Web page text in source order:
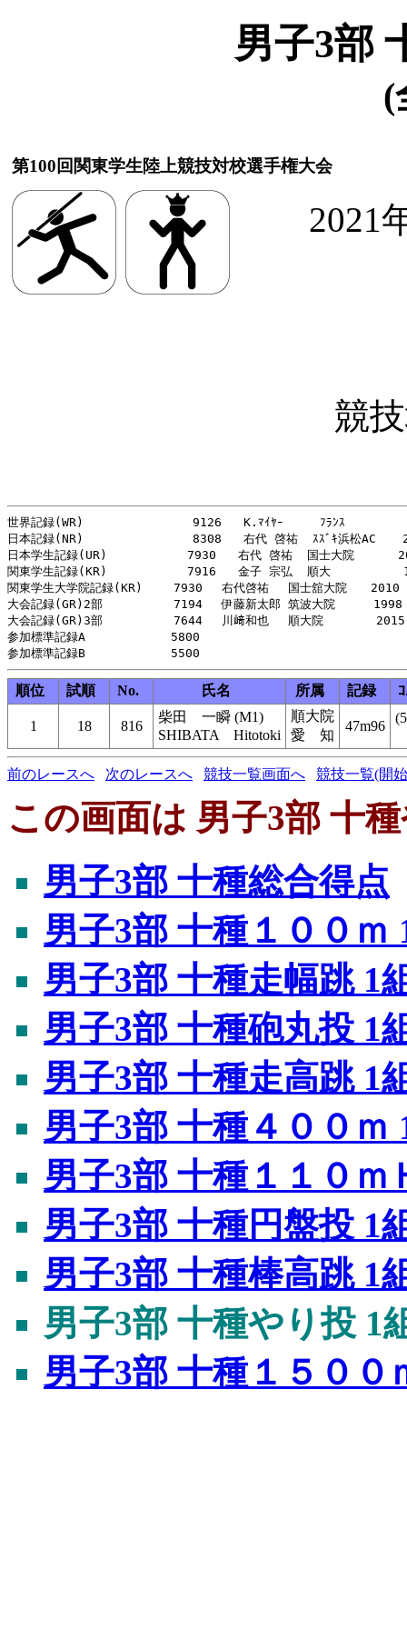
男子3部
(
第100回関東学生陸上競技対校選手権大会
2021
競
世界記録(WR)               9126   K.ﾏｲﾔｰ     ﾌﾗﾝｽ
日本記録(NR)               8308   右代 啓祐  ｽｽﾞｷ浜松AC  　
日本学生記録(UR)           7930   右代 啓祐  国士大院
関東学生記録(KR)           7916   金子 宗弘  順大
関東学生大学院記録(KR)　　 7930　 右代啓祐　 国士舘大院　　2010
大会記録(GR)2部　　　　　　7194　 伊藤新太郎 筑波大院  　　1998
大会記録(GR)3部　　　　　　7644　 川﨑和也　 順大院　    　2015
参加標準記録A  　　　　　　5800
順位 試順 No. 氏名 所属 記録
1 18 816
柴田 一瞬 (M1)
SHIBATA Hitotoki
順大院
愛 知
47m96
前のレースへ 次のレースへ 競技一覧画面へ 競技一覧(開
この画面は 男子3部 十
男子3部 十種総合得点
男子3部 十種１００ｍ
男子3部 十種走幅跳 1
男子3部 十種砲丸投 1
男子3部 十種走高跳 1
男子3部 十種４００ｍ
男子3部 十種１１０ｍ
男子3部 十種円盤投 1
男子3部 十種棒高跳 1
男子3部 十種やり投 1
男子3部 十種１５００